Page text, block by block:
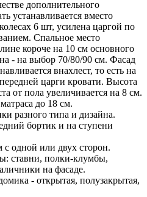
дополнительного
устанавливается вместо
6 шт, усилена царгой по
Спальное место
короче на 10 см основного
- на выбор 70/80/90 см. Фасад
внахлест, то есть на
царги кровати. Высота
от пола увеличивается на 8 см.
до 18 см.
разного типа и дизайна.
бортик и на ступени
с одной или двух сторон.
ставни, полки-клумбы,
на фасаде.
- открытая, полузакрытая,